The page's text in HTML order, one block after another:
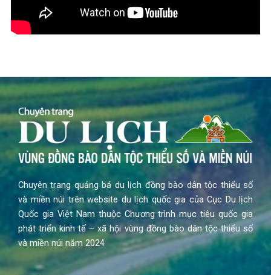
Chuyên trang quảng bá du lịch đồng bào dân tộc thiểu số
và miền núi trên website du lịch quốc gia của Cục Du lịch
Quốc gia Việt Nam thuộc Chương trình mục tiêu quốc gia
phát triển kinh tế – xã hội vùng đồng bào dân tộc thiểu số
và miền núi năm 2024